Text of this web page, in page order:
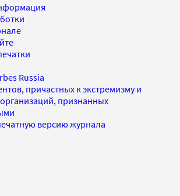
Russia
причастных к экстремизму и
признанных
версию журнала